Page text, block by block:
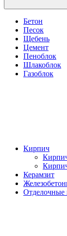
Бетон
Песок
Щебень
Цемент
Пеноблок
Шлакоблок
Газоблок
Кирпич
Керамзит
Отделочные